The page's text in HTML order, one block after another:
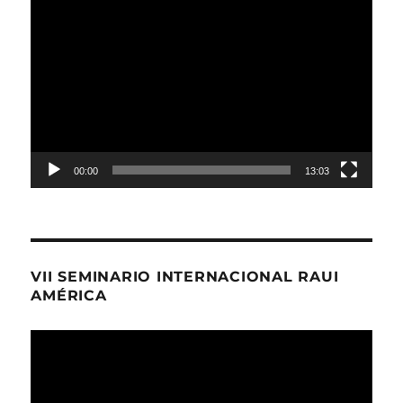
00:00 13:03
VII SEMINARIO INTERNACIONAL RAUI
AMÉRICA